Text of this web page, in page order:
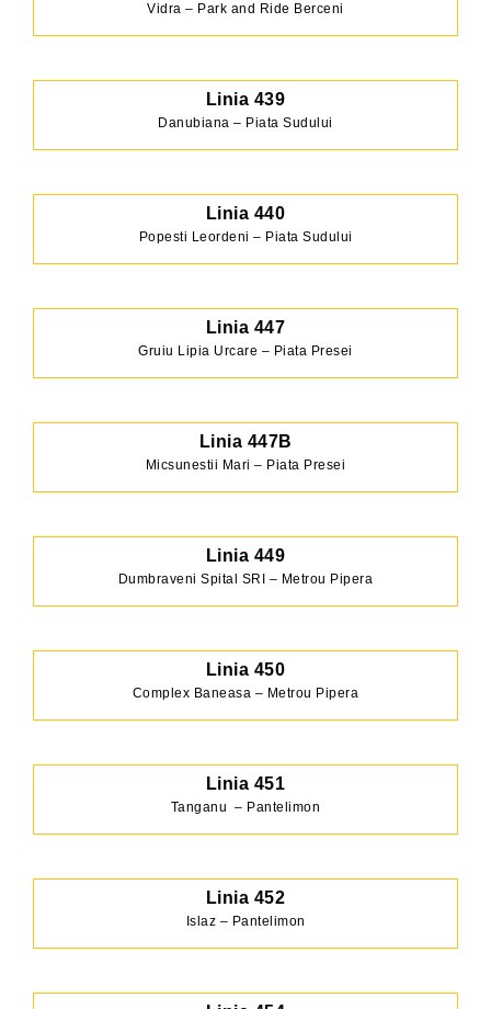
Vidra – Park and Ride Berceni
Linia 439
Danubiana – Piata Sudului
Linia 440
Popesti Leordeni – Piata Sudului
Linia 447
Gruiu Lipia Urcare – Piata Presei
Linia 447B
Micsunestii Mari – Piata Presei
Linia 449
Dumbraveni Spital SRI – Metrou Pipera
Linia 450
Complex Baneasa – Metrou Pipera
Linia 451
Tanganu – Pantelimon
Linia 452
Islaz – Pantelimon